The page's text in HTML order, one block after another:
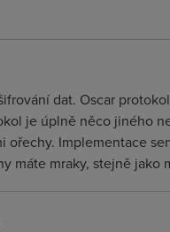
dat. Oscar
je úplně něco jiného
ořechy. Implementace
máte mraky, stejně